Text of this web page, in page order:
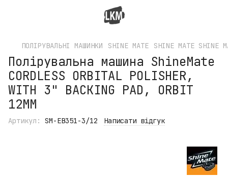
ПОЛІРУВАЛЬНІ МАШИНКИ SHINE MATE SHINE MATE SHINE
Полірувальна машина ShineMate
CORDLESS ORBITAL POLISHER,
WITH 3" BACKING PAD, ORBIT
12MM
Артикул: SM-EB351-3/12 Написати відгук